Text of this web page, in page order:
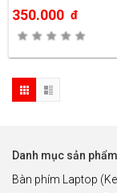
350.000 đ
Danh mục sản phẩm
Bàn phím Laptop